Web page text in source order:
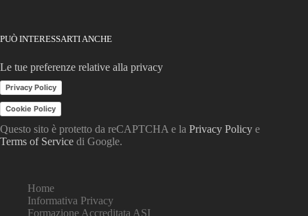
PUÒ INTERESSARTI ANCHE
Le tue preferenze relative alla privacy
Privacy Policy
Cookie Policy
Questo sito è protetto da reCAPTCHA e la Privacy Policy e
Terms of Service di Google.
Home
Informativa Privacy
Formazione Accreditata ASI